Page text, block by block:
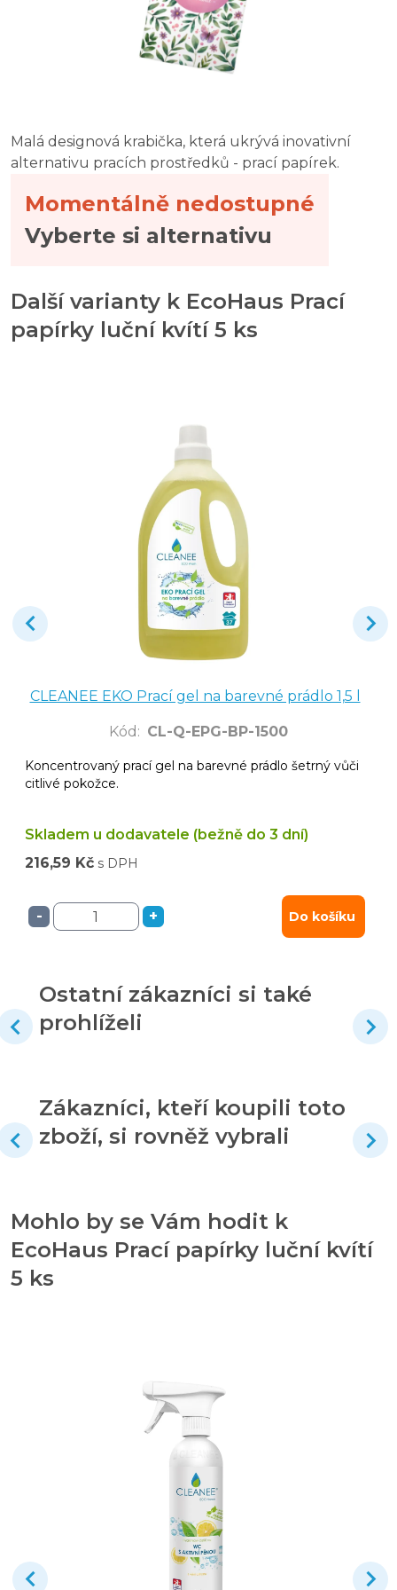
Malá designová krabička, která ukrývá inovativní
alternativu pracích prostředků - prací papírek.
Momentálně nedostupné
Vyberte si alternativu
Další varianty k EcoHaus Prací
papírky luční kvítí 5 ks
CLEANEE EKO Prací gel na barevné prádlo 1,5 l
Kód : CL-Q-EPG-BP-1500
Koncentrovaný prací gel na barevné prádlo šetrný vůči
citlivé pokožce.
Skladem u dodavatele (bežně do 3 dní)
216,59 Kč s DPH
- + Do košíku
Ostatní zákazníci si také
prohlíželi
Zákazníci, kteří koupili toto
zboží, si rovněž vybrali
Mohlo by se Vám hodit k
EcoHaus Prací papírky luční kvítí
5 ks